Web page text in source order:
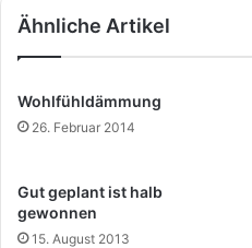
Ähnliche Artikel
Wohlfühldämmung
26. Februar 2014
Gut geplant ist halb
gewonnen
15. August 2013